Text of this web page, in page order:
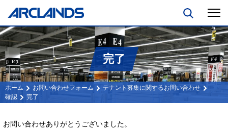
お問い合わせフォーム
テナント募集に関するお問い合わせ
確認
完了
完了
お問い合わせありがとうございました。